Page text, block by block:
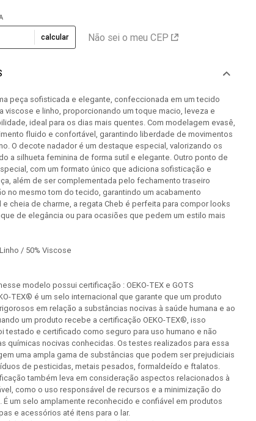
calcular Não sei o meu CEP
peça sofisticada e elegante, confeccionada em um tecido
viscose e linho, proporcionando um toque macio, leveza e
ideal para os dias mais quentes. Com modelagem evasê,
fluido e confortável, garantindo liberdade de movimentos
O decote nadador é um destaque especial, valorizando os
a silhueta feminina de forma sutil e elegante. Outro ponto de
com um formato único que adiciona sofisticação e
além de ser complementada pelo fechamento traseiro
no mesmo tom do tecido, garantindo um acabamento
e cheia de charme, a regata Cheb é perfeita para compor looks
de elegância ou para ocasiões que pedem um estilo mais
/ 50% Viscose
modelo possui certificação : OEKO-TEX e GOTS
TEX® é um selo internacional que garante que um produto
em relação a substâncias nocivas à saúde humana e ao
um produto recebe a certificação OEKO-TEX®, isso
testado e certificado como seguro para uso humano e não
químicas nocivas conhecidas. Os testes realizados para essa
uma ampla gama de substâncias que podem ser prejudiciais
de pesticidas, metais pesados, formaldeído e ftalatos.
também leva em consideração aspectos relacionados à
como o uso responsável de recursos e a minimização do
É um selo amplamente reconhecido e confiável em produtos
e acessórios até itens para o lar.